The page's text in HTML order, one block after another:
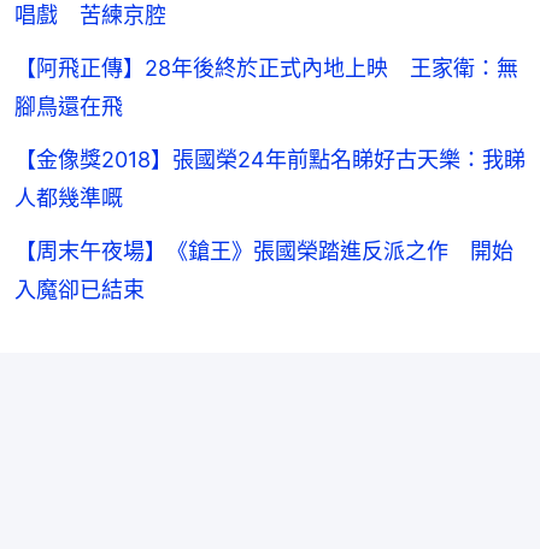
唱戲 苦練京腔
【阿飛正傳】28年後終於正式內地上映 王家衛：無
腳鳥還在飛
【金像獎2018】張國榮24年前點名睇好古天樂：我睇
人都幾準嘅
【周末午夜場】《鎗王》張國榮踏進反派之作 開始
入魔卻已結束